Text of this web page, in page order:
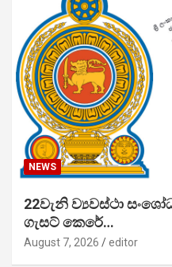
NEWS
22වැනි ව්‍යවස්ථා
ගැසට් කෙරේ…
August 7, 2026 editor